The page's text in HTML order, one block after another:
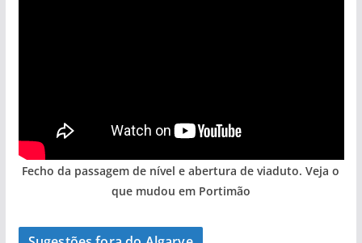
Fecho da passagem de nível e abertura de viaduto. Veja o
que mudou em Portimão